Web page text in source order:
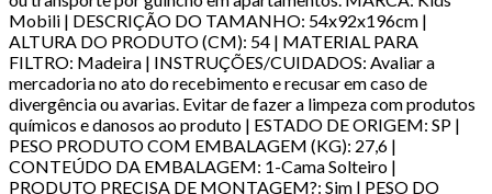
Mobili | DESCRIÇÃO DO TAMANHO: 54x92x196cm |
ALTURA DO PRODUTO (CM): 54 | MATERIAL PARA
FILTRO: Madeira | INSTRUÇÕES/CUIDADOS: Avaliar a
mercadoria no ato do recebimento e recusar em caso de
divergência ou avarias. Evitar de fazer a limpeza com produtos
químicos e danosos ao produto | ESTADO DE ORIGEM: SP |
PESO PRODUTO COM EMBALAGEM (KG): 27,6 |
CONTEÚDO DA EMBALAGEM: 1-Cama Solteiro |
PRODUTO PRECISA DE MONTAGEM?: Sim | PESO DO